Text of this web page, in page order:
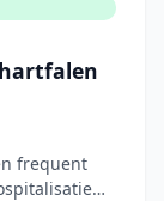
frequent